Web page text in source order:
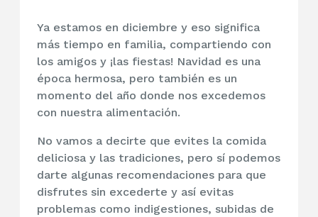
Ya estamos en diciembre y eso significa
más tiempo en familia, compartiendo con
los amigos y ¡las fiestas! Navidad es una
época hermosa, pero también es un
momento del año donde nos excedemos
con nuestra alimentación.
No vamos a decirte que evites la comida
deliciosa y las tradiciones, pero sí podemos
darte algunas recomendaciones para que
disfrutes sin excederte y así evitas
problemas como indigestiones, subidas de